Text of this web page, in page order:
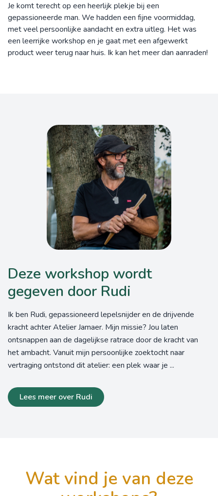
Je komt terecht op een heerlijk plekje bij een
gepassioneerde man. We hadden een fijne voormiddag,
met veel persoonlijke aandacht en extra uitleg. Het was
een leerrijke workshop en je gaat met een afgewerkt
product weer terug naar huis. Ik kan het meer dan aanraden!
Deze workshop wordt
gegeven door Rudi
Ik ben Rudi, gepassioneerd lepelsnijder en de drijvende
kracht achter Atelier Jamaer. Mijn missie? Jou laten
ontsnappen aan de dagelijkse ratrace door de kracht van
het ambacht. Vanuit mijn persoonlijke zoektocht naar
vertraging ontstond dit atelier: een plek waar je ...
Lees meer over Rudi
wat vind je van deze